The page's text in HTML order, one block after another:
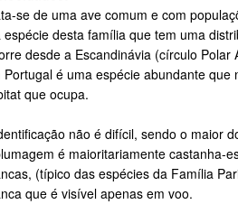
se de uma ave comum e com
espécie desta família que tem uma
desde a Escandinávia (círculo
Portugal é uma espécie abundante
que ocupa.
não é difícil, sendo o maior
é maioritariamente castanha-
(típico das espécies da Família
que é visível apenas em voo.